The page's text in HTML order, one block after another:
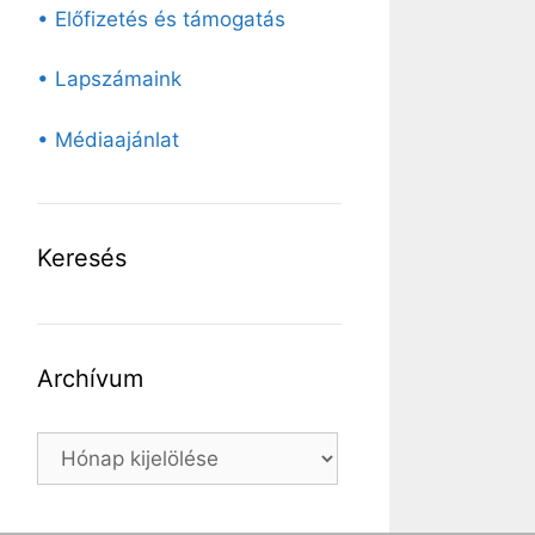
• Előfizetés és támogatás
• Lapszámaink
• Médiaajánlat
Keresés
Archívum
Archívum